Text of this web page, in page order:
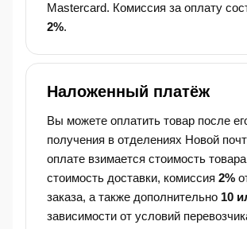
Mastercard. Комиссия за оплату
2%.
Наложенный платёж
Вы можете оплатить товар после
получения в отделениях Новой
оплате взимается стоимость
стоимость доставки, комиссия 2%
заказа, а также дополнительно 10
зависимости от условий